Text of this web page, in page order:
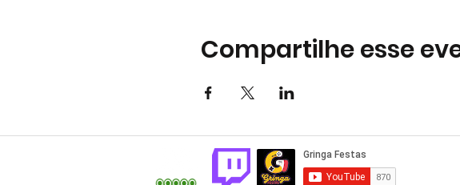
Compartilhe esse